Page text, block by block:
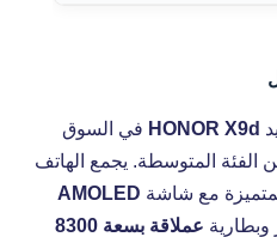
HONOR X9d في السوق
الفئة المتوسطة. يجمع الهاتف
مع شاشة AMOLED
عملاقة بسعة 8300